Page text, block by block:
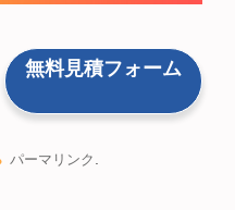
無料見積フォーム
パーマリンク